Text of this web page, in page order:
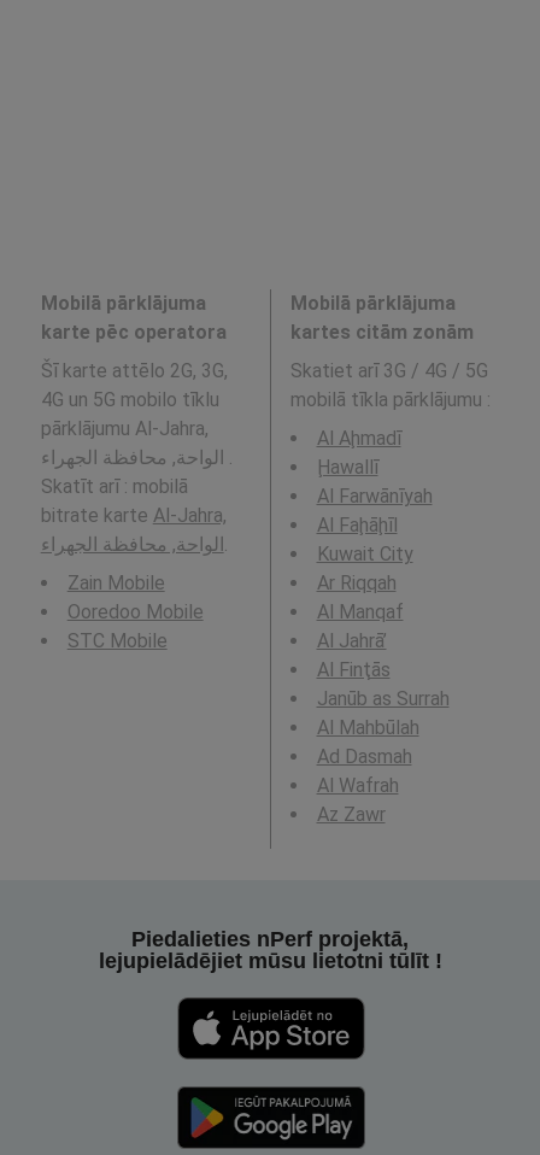
Mobilā pārklājuma
karte pēc operatora
Šī karte attēlo 2G, 3G,
4G un 5G mobilo tīklu
pārklājumu Al-Jahra,
الواحة, محافظة الجهراء .
Skatīt arī : mobilā
bitrate karte Al-Jahra,
الواحة, محافظة الجهراء .
Zain Mobile
Ooredoo Mobile
STC Mobile
Mobilā pārklājuma
kartes citām zonām
Skatiet arī 3G / 4G / 5G
mobilā tīkla pārklājumu :
Al Aḩmadī
Ḩawallī
Al Farwānīyah
Al Faḩāḩīl
Kuwait City
Ar Riqqah
Al Manqaf
Al Jahrā’
Al Finţās
Janūb as Surrah
Al Mahbūlah
Ad Dasmah
Al Wafrah
Az Zawr
Piedalieties nPerf projektā,
lejupielādējiet mūsu lietotni tūlīt !